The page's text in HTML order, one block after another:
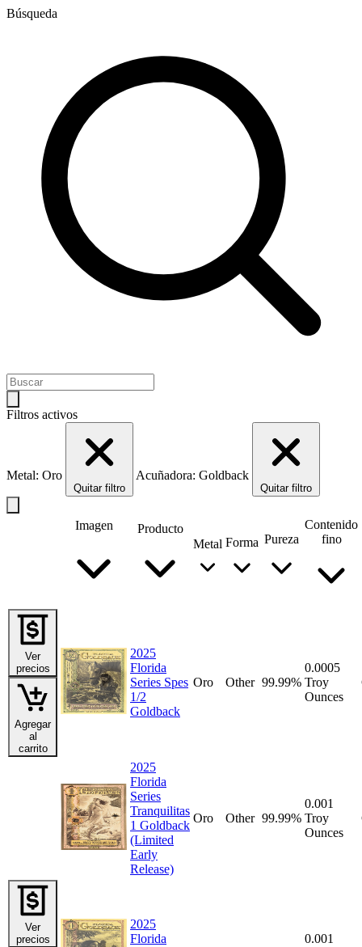
Búsqueda
Filtros activos
Metal: Oro
Quitar filtro
Acuñadora: Goldback
Quitar filtro
Imagen
Producto
Metal Forma Pureza
Contenido
fino
Ver
precios
Agregar
al
carrito
2025
Florida
Series Spes
1/2
Goldback
Oro Other 99.99%
0.0005
Troy
Ounces
2025
Florida
Series
Tranquilitas
1 Goldback
(Limited
Early
Release)
Oro Other 99.99%
0.001
Troy
Ounces
Ver
precios
2025
Florida
0.001